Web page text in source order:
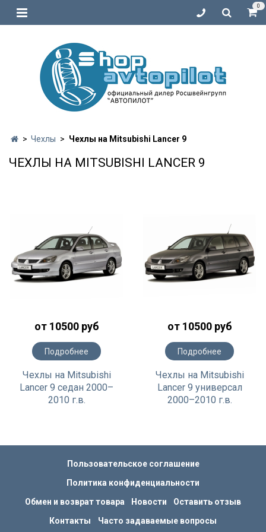
0
Чехлы Чехлы на Mitsubishi Lancer 9
ЧЕХЛЫ НА MITSUBISHI LANCER 9
от 10500 руб
Подробнее
Чехлы на Mitsubishi
Lancer 9 седан 2000–
2010 г.в.
от 10500 руб
Подробнее
Чехлы на Mitsubishi
Lancer 9 универсал
2000–2010 г.в.
Пользовательское соглашение
Политика конфиденциальности
Обмен и возврат товара Новости Оставить отзыв
Контакты Часто задаваемые вопросы